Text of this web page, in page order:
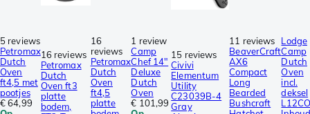
5 reviews
Petromax
Dutch
Oven
ft4,5 met
pootjes
€ 64,99
16 reviews
Petromax
Dutch
Oven ft3
platte
bodem,
16
reviews
Petromax
Dutch
Oven
ft4,5
platte
1 review
Camp
Chef 14"
Deluxe
Dutch
Oven
€ 101,99
15 reviews
Civivi
Elementum
Utility
C23039B-4
Gray
11 reviews
BeaverCraft
AX6
Compact
Long
Bearded
Bushcraft
Lodge
Camp
Dutch
Oven
incl.
deksel